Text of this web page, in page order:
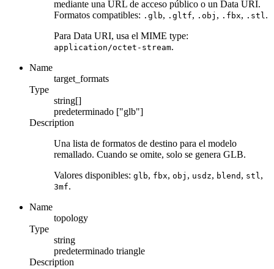
mediante una URL de acceso público o un Data URI.
Formatos compatibles: .glb, .gltf, .obj , .fbx, .stl.
Para Data URI, usa el MIME type:
application/octet-stream.
Name
target_formats
Type
string[]
predeterminado ["glb"]
Description
Una lista de formatos de destino para el modelo
remallado. Cuando se omite, solo se genera GLB.
Valores disponibles: glb, fbx, obj , usdz, blend , stl,
3mf.
Name
topology
Type
string
predeterminado triangle
Description